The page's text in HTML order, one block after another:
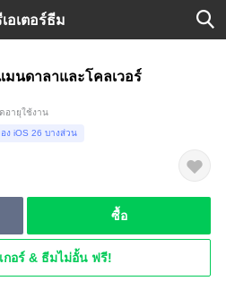
อเตอร์ธีม
นดาลาและโคลเวอร์
อายุใช้งาน
ง iOS 26 บางส่วน
ซื้อ
กอร์ & ธีมไม่อั้น ฟรี!